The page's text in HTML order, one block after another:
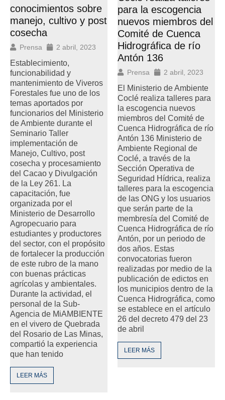
conocimientos sobre
manejo, cultivo y post
cosecha
Prensa 2 abril, 2023
Establecimiento,
funcionabilidad y
mantenimiento de Viveros
Forestales fue uno de los
temas aportados por
funcionarios del Ministerio
de Ambiente durante el
Seminario Taller
implementación de
Manejo, Cultivo, post
cosecha y procesamiento
del Cacao y Divulgación
de la Ley 261. La
capacitación, fue
organizada por el
Ministerio de Desarrollo
Agropecuario para
estudiantes y productores
del sector, con el propósito
de fortalecer la producción
de este rubro de la mano
con buenas prácticas
agrícolas y ambientales.
Durante la actividad, el
personal de la Sub-
Agencia de MiAMBIENTE
en el vivero de Quebrada
del Rosario de Las Minas,
compartió la experiencia
que han tenido
LEER MÁS
para la escogencia
nuevos miembros del
Comité de Cuenca
Hidrográfica de río
Antón 136
Prensa 2 abril, 2023
El Ministerio de Ambiente
Coclé realiza talleres para
la escogencia nuevos
miembros del Comité de
Cuenca Hidrográfica de río
Antón 136 Ministerio de
Ambiente Regional de
Coclé, a través de la
Sección Operativa de
Seguridad Hídrica, realiza
talleres para la escogencia
de las ONG y los usuarios
que serán parte de la
membresía del Comité de
Cuenca Hidrográfica de río
Antón, por un periodo de
dos años. Estas
convocatorias fueron
realizadas por medio de la
publicación de edictos en
los municipios dentro de la
Cuenca Hidrográfica, como
se establece en el artículo
26 del decreto 479 del 23
de abril
LEER MÁS